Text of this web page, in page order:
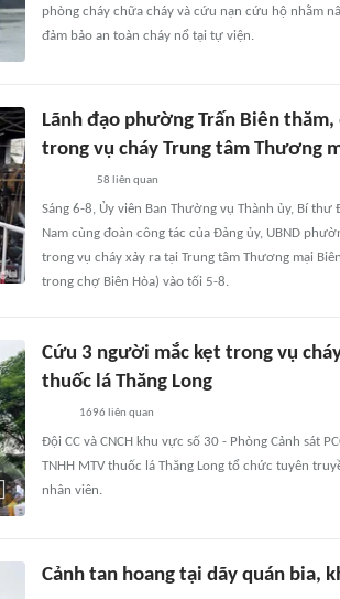
phòng cháy chữa cháy và cứu nạn cứu hộ nhằm
đảm bảo an toàn cháy nổ tại tự viện.
Lãnh đạo phường Trấn Biên
trong vụ cháy Trung tâm Thương
58 liên quan
Sáng 6-8, Ủy viên Ban Thường vụ Thành ủy, Bí
Nam cùng đoàn công tác của Đảng ủy, UBND
trong vụ cháy xảy ra tại Trung tâm Thương mại
trong chợ Biên Hòa) vào tối 5-8.
Cứu 3 người mắc kẹt trong vụ
thuốc lá Thăng Long
1696 liên quan
Đội CC và CNCH khu vực số 30 - Phòng Cảnh sát
TNHH MTV thuốc lá Thăng Long tổ chức tuyên
nhân viên.
Cảnh tan hoang tại dãy quán bia,